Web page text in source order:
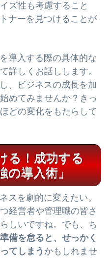
ズ性も考慮すること
ナーを見つけることが
導入する際の具体的な
詳しくお話しします。
、ビジネスの成長を加
めてみませんか？きっ
どの変化をもたらして
る！成功する
の導入術」
スを劇的に変えたい。
経営者や管理職の皆さ
しいですね。でも、ち
準備を怠ると、せっかく
てしまう かもしれませ